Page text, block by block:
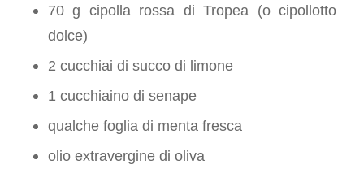
70 g cipolla rossa di Tropea (o cipollotto
dolce)
2 cucchiai di succo di limone
1 cucchiaino di senape
qualche foglia di menta fresca
olio extravergine di oliva